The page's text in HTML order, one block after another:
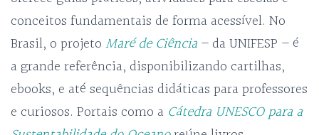
conceitos fundamentais de forma acessível. No
Brasil, o projetoMaré de Ciência– da UNIFESP – é
a grande referência, disponibilizando cartilhas,
ebooks, e até sequências didáticas para professores
e curiosos. Portais como a Cátedra UNESCO para a